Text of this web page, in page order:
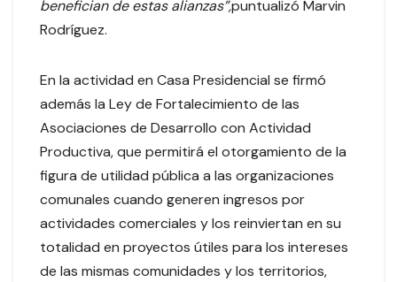
benefician de estas alianzas”,puntualizó Marvin
Rodríguez.
En la actividad en Casa Presidencial se firmó
además la Ley de Fortalecimiento de las
Asociaciones de Desarrollo con Actividad
Productiva, que permitirá el otorgamiento de la
figura de utilidad pública a las organizaciones
comunales cuando generen ingresos por
actividades comerciales y los reinviertan en su
totalidad en proyectos útiles para los intereses
de las mismas comunidades y los territorios,